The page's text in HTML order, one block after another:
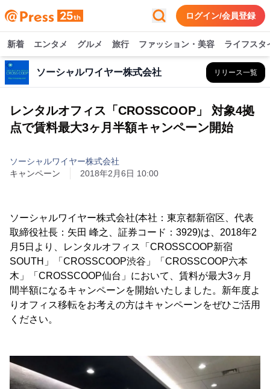
ログイン/会員登録
新着 エンタメ グルメ 旅行 ファッション・美容 ライフスタ
ソーシャルワイヤー株式会社 リリース一覧
レンタルオフィス「CROSSCOOP」 対象4拠
点で賃料最大3ヶ月半額キャンペーン開始
ソーシャルワイヤー株式会社
キャンペーン
2018年2月6日 10:00
ソーシャルワイヤー株式会社(本社：東京都新宿区、代表
取締役社長：矢田 峰之、証券コード：3929)は、2018年2
月5日より、レンタルオフィス「CROSSCOOP新宿
SOUTH」「CROSSCOOP渋谷」「CROSSCOOP六本
木」「CROSSCOOP仙台」において、賃料が最大3ヶ月
間半額になるキャンペーンを開始いたしました。新年度よ
りオフィス移転をお考えの方はキャンペーンをぜひご活用
ください。